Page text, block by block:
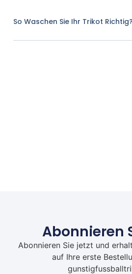
So Waschen Sie Ihr Trikot Richtig?
Abonnieren
Abonnieren Sie jetzt und
auf Ihre erste